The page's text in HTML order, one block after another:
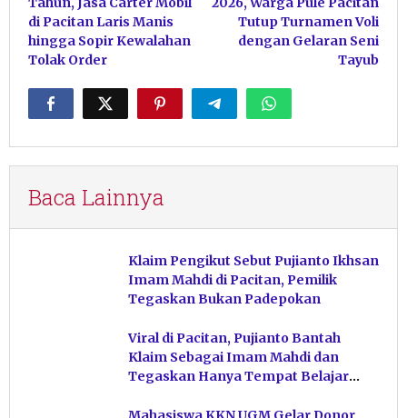
di Pacitan Laris Manis
hingga Sopir Kewalahan
Tolak Order
Tutup Turnamen Voli
dengan Gelaran Seni
Tayub
Baca Lainnya
Klaim Pengikut Sebut Pujianto Ikhsan
Imam Mahdi di Pacitan, Pemilik
Tegaskan Bukan Padepokan
Viral di Pacitan, Pujianto Bantah
Klaim Sebagai Imam Mahdi dan
Tegaskan Hanya Tempat Belajar